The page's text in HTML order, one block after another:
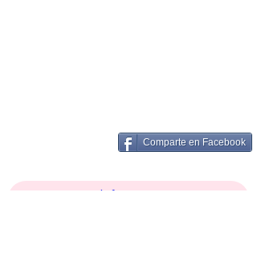
Comparte en Facebook